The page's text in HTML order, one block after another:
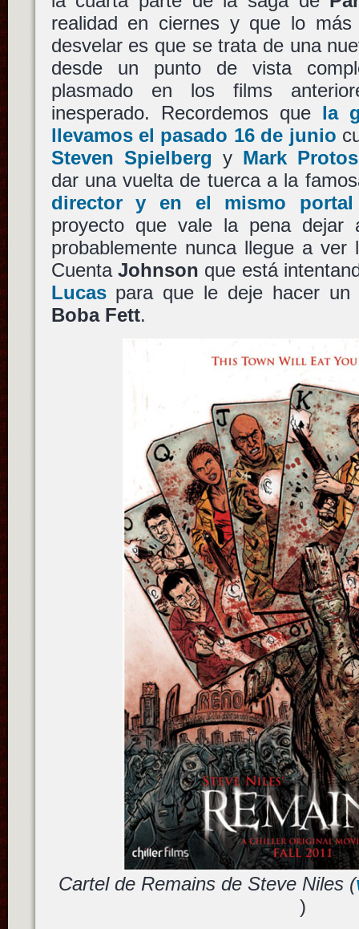
realidad en ciernes y que lo más
desvelar es que se trata de una
desde un punto de vista
plasmado en los films
inesperado. Recordemos que la
llevamos el pasado 16 de junio
Steven Spielberg y Mark
dar una vuelta de tuerca a la
director y en el mismo portal
proyecto que vale la pena dejar
probablemente nunca llegue a
Cuenta Johnson que está
Lucaspara que le deje hacer un
Boba Fett.
Cartel de Remains de Steve Niles (
)